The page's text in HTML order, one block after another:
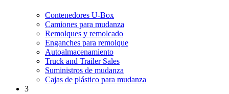
Contenedores U-Box
Camiones para mudanza
Remolques y remolcado
Enganches para remolque
Autoalmacenamiento
Truck and Trailer Sales
Suministros de mudanza
Cajas de plástico para mudanza
3